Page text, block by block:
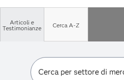
Articoli e
Testimonianze
Cerca A-Z
Cerca per settore di